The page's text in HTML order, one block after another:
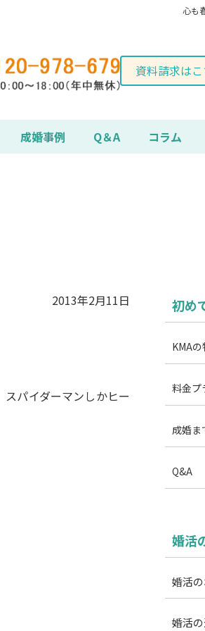
心も
資料請求は
成婚事例 Q＆A コラム
2013年2月11日
パイダーマンしかヒー
初め
KMA
料金プ
成婚ま
Q&A
婚活
婚活
婚活